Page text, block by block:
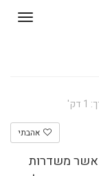
אהבתי
אשר משדרות